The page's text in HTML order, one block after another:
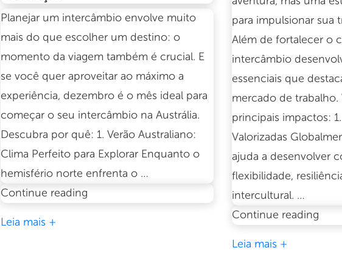
Planejar um intercâmbio envolve muito
mais do que escolher um destino: o
momento da viagem também é crucial. E
se você quer aproveitar ao máximo a
experiência, dezembro é o mês ideal para
começar o seu intercâmbio na Austrália.
Descubra por quê: 1. Verão Australiano:
Clima Perfeito para Explorar Enquanto o
hemisfério norte enfrenta o …
Continue reading
Leia mais +
para impulsionar sua
Além de fortalecer o
intercâmbio
essenciais que
mercado de trabalho.
principais impactos:
Valorizadas
ajuda a desenvolver
flexibilidade,
intercultural. …
Continue reading
Leia mais +